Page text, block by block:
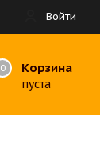
Войти
Корзина
пуста
0